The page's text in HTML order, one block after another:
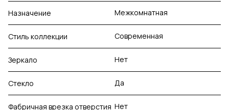
Назначение Межкомнатная
Стиль коллекции Современная
Зеркало Нет
Стекло Да
Фабричная врезка отверстия Нет